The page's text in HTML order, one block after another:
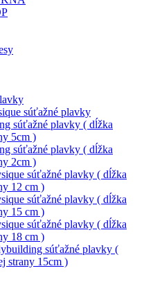
súťažné plavky
súťažné plavky ( dĺžka
5cm )
súťažné plavky ( dĺžka
2cm )
súťažné plavky ( dĺžka
12 cm )
súťažné plavky ( dĺžka
15 cm )
súťažné plavky ( dĺžka
18 cm )
súťažné plavky (
strany 15cm )